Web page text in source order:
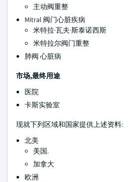
主动阀重整
Mitral 阀门心脏疾病
米特拉·瓦夫·斯泰诺西斯
米特拉尔阀门重整
肺阀 心脏病
市场,最终用途
医院
卡斯实验室
现就下列区域和国家提供上述资料:
北美
美国.
加拿大
欧洲